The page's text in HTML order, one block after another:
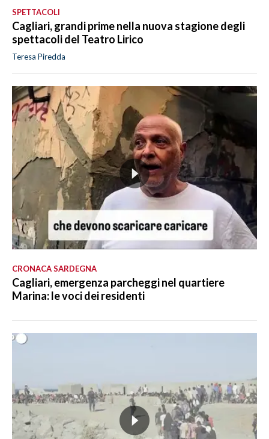
SPETTACOLI
Cagliari, grandi prime nella nuova stagione degli
spettacoli del Teatro Lirico
Teresa Piredda
CRONACA SARDEGNA
Cagliari, emergenza parcheggi nel quartiere
Marina: le voci dei residenti